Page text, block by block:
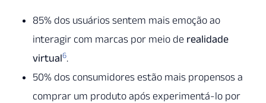
85% dos usuários sentem mais emoção ao
interagir com marcas por meio de realidade
virtual6.
50% dos consumidores estão mais propensos a
comprar um produto após experimentá-lo por